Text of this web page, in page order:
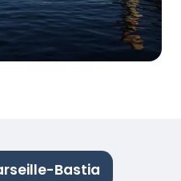
Bastia